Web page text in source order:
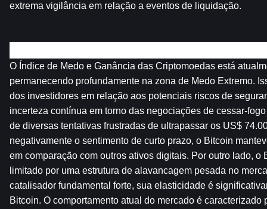
extrema vigilância em relação a eventos de liquidação.
O Índice de Medo e Ganância das Criptomoedas está
permanecendo profundamente na zona de Medo Extremo.
dos investidores em relação aos potenciais riscos de
incerteza contínua em torno das negociações de cessar-
de diversas tentativas frustradas de ultrapassar os US$
negativamente o sentimento de curto prazo, o Bitcoin
em comparação com outros ativos digitais. Por outro lado, o
limitado por uma estrutura de alavancagem pesada no
catalisador fundamental forte, sua elasticidade é
Bitcoin. O comportamento atual do mercado é